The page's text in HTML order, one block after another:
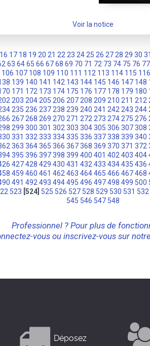
Voir la notice
16 17 18 19 20 21 22 23 24 25 26 27 28 29 30 31
63 64 65 66 67 68 69 70 71 72 73 74 75 76 77
106 107 108 109 110 111 112 113 114 115 116
139 140 141 142 143 144 145 146 147 148
171 172 173 174 175 176 177 178 179 180
203 204 205 206 207 208 209 210 211 212
235 236 237 238 239 240 241 242 243 244
267 268 269 270 271 272 273 274 275 276
299 300 301 302 303 304 305 306 307 308
331 332 333 334 335 336 337 338 339 340
363 364 365 366 367 368 369 370 371 372
395 396 397 398 399 400 401 402 403 404
427 428 429 430 431 432 433 434 435 436
459 460 461 462 463 464 465 466 467 468
491 492 493 494 495 496 497 498 499 500
523 [524] 525 526 527 528 529 530 531 532
545 546 547 548
Professionnel ? Pour plus de
vous ou inscrivez-vous sur
Déposez